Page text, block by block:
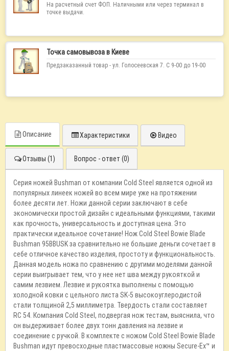
На расчетный счет ФОП. Наличными или через терминал в
точке выдачи.
Точка самовывоза в Киеве
Предзаказанный товар - ул. Голосеевская 7. С 9-00 до 19-00
Описание Характеристики Видео
Отзывы (1) Вопрос - ответ (0)
Серия ножей Bushman от компании Cold Steel является одной из
популярных линеек ножей во всем мире уже на протяжении
более десяти лет. Ножи данной серии заключают в себе
экономически простой дизайн с идеальными функциями, такими
как прочность, универсальность и доступная цена. Это
практически идеальное сочетание! Нож Cold Steel Bowie Blade
Bushman 95BBUSK за сравнительно не большие деньги сочетает в
себе отличное качество изделия, простоту и функциональность.
Данная модель ножа по сравнению с другими моделями данной
серии выигрывает тем, что у нее нет шва между рукояткой и
самим лезвием. Лезвие и рукоятка выполнены с помощью
холодной ковки с цельного листа SK-5 высокоуглеродистой
стали толщиной 2,5 миллиметра. Твердость стали составляет
RC 54. Компания Cold Steel, подвергая нож тестам, выяснила, что
он выдерживает более двух тонн давления на лезвие и
соединение с ручкой. В комплекте с ножом Cold Steel Bowie Blade
Bushman идут превосходные пластмассовые ножны Secure-Ex™ и